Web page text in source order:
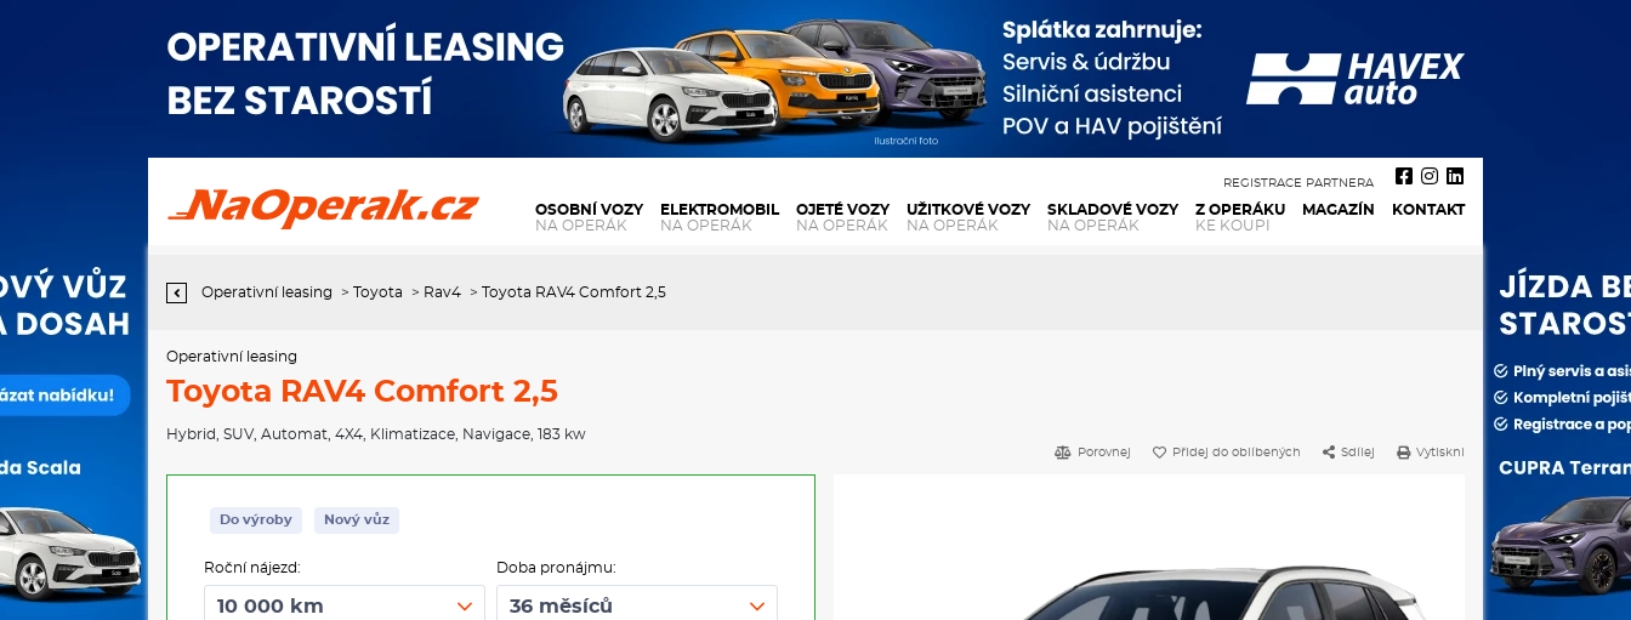
Operativní leasing Toyota RAV4 Comfort 2,5
OSOBNÍ VOZY
NA OPERÁK
ELEKTROMOBIL
NA OPERÁK
OJETÉ VOZY
NA OPERÁK
UŽITKOVÉ VOZY
NA OPERÁK
SKLADOVÉ VOZY
NA OPERÁK
Z OPERÁKU
KE KOUPI
MAGAZÍN KONTAKT
REGISTRACE PARTNERA
Operativní leasing > Toyota > Rav4 > Toyota RAV4 Comfort 2,5
Operativní leasing
Toyota RAV4 Comfort 2,5
Hybrid SUV, Automat 4X4 Klimatizace Navigace , 183 kw
Porovnej Přidej do oblíbených Sdílej Vytiskni
Do výroby Nový vůz
Roční nájezd: Doba pronájmu: